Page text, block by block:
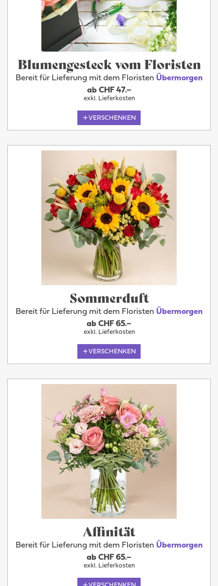
Blumengesteck vom Floristen
Bereit für Lieferung mit dem Floristen Übermorgen
ab CHF 47.–
exkl. Lieferkosten
VERSCHENKEN
Sommerduft
Bereit für Lieferung mit dem Floristen Übermorgen
ab CHF 65.–
exkl. Lieferkosten
VERSCHENKEN
Affinität
Bereit für Lieferung mit dem Floristen Übermorgen
ab CHF 65.–
exkl. Lieferkosten